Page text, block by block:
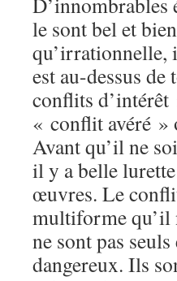
le sont bel et
qu’irrationnelle,
est au-dessus
conflits d’intérêt
« conflit avéré »
Avant qu’il ne
il y a belle
œuvres. Le
multiforme qu’il
ne sont pas
dangereux. Ils